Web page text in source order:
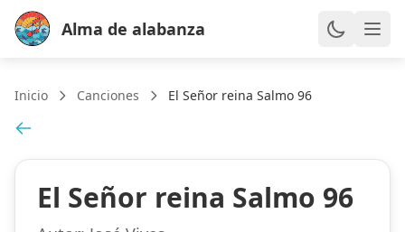
Alma de alabanza
Inicio Canciones El Señor reina Salmo 96
El Señor reina Salmo 96